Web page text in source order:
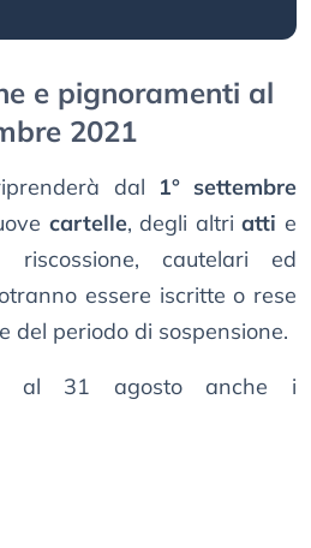
e pignoramenti al
2021
dal 1° settembre
cartelle, degli altriatti e
cautelari ed
essere iscritte o rese
del periodo di sospensione.
al 31 agosto anche i